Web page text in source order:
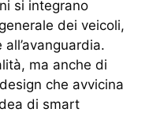
si integrano
dei veicoli,
ma anche di
che avvicina
di smart